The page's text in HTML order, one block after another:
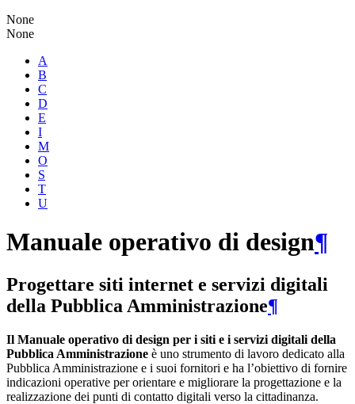
None
None
A
B
C
D
E
I
M
O
S
T
U
Manuale operativo di design¶
Progettare siti internet e servizi digitali
della Pubblica Amministrazione¶
Il Manuale operativo di design per i siti e i servizi digitali della
Pubblica Amministrazione è uno strumento di lavoro dedicato alla
Pubblica Amministrazione e i suoi fornitori e ha l’obiettivo di fornire
indicazioni operative per orientare e migliorare la progettazione e la
realizzazione dei punti di contatto digitali verso la cittadinanza.